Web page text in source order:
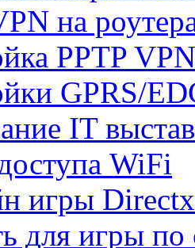
на
PPTP
GPRS/
IT
WiFi
игры
для игры по